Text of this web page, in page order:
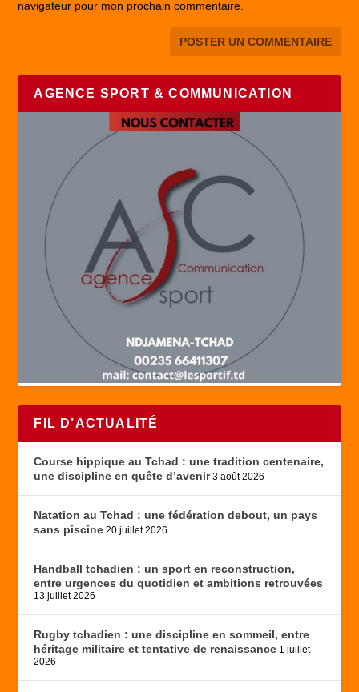
navigateur pour mon prochain commentaire.
AGENCE SPORT & COMMUNICATION
FIL D’ACTUALITÉ
Course hippique au Tchad : une tradition centenaire,
une discipline en quête d’avenir 3 août 2026
Natation au Tchad : une fédération debout, un pays
sans piscine 20 juillet 2026
Handball tchadien : un sport en reconstruction,
entre urgences du quotidien et ambitions retrouvées
13 juillet 2026
Rugby tchadien : une discipline en sommeil, entre
héritage militaire et tentative de renaissance 1 juillet
2026